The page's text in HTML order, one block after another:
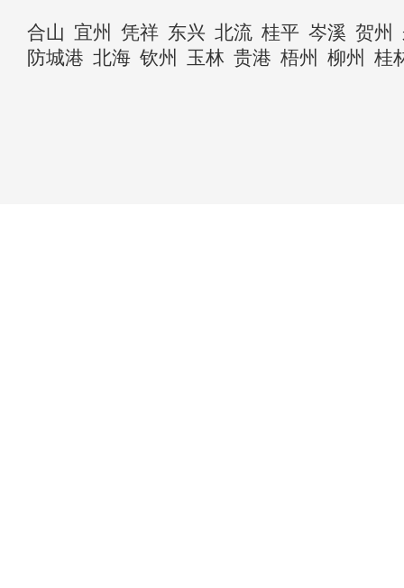
合山 宜州 凭祥 东兴 北流 桂平 岑溪 贺州
防城港 北海 钦州 玉林 贵港 梧州 柳州 桂